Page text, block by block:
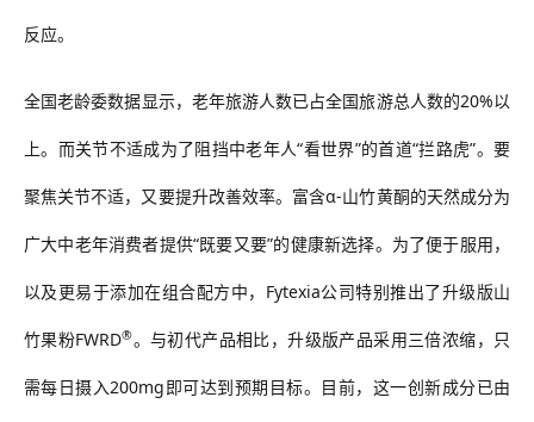
反应。
全国老龄委数据显示，老年旅游人数已占全国旅游总人数的20%以
上。而关节不适成为了阻挡中老年人“看世界”的首道“拦路虎”。要
聚焦关节不适，又要提升改善效率。富含α-山竹黄酮的天然成分为
广大中老年消费者提供“既要又要”的健康新选择。为了便于服用，
以及更易于添加在组合配方中， Fytexia公司特别推出了升级版山
竹果粉FWRD®。与初代产品相比，升级版产品采用三倍浓缩，只
需每日摄入200mg即可达到预期目标。目前，这一创新成分已由